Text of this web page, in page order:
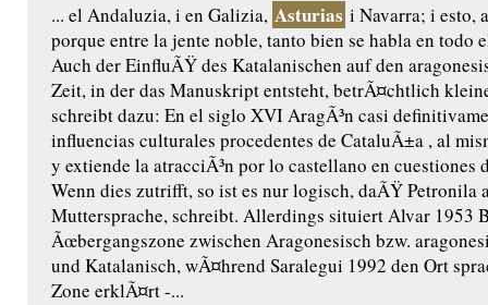
... el Andaluzia, i en Galizia, Asturias i Navarra; i esto,
porque entre la jente noble, tanto bien se habla en todo
Auch der EinfluÃŸ des Katalanischen auf den
Zeit, in der das Manuskript entsteht, betrÃ¤chtlich
schreibt dazu: En el siglo XVI AragÃ³n casi
influencias culturales procedentes de CataluÃ±a , al
y extiende la atracciÃ³n por lo castellano en cuestiones
Wenn dies zutrifft, so ist es nur logisch, daÃŸ Petronila
Muttersprache, schreibt. Allerdings situiert Alvar 1953
Ãœbergangszone zwischen Aragonesisch bzw.
und Katalanisch, wÃ¤hrend Saralegui 1992 den Ort
Zone erklÃ¤rt -...